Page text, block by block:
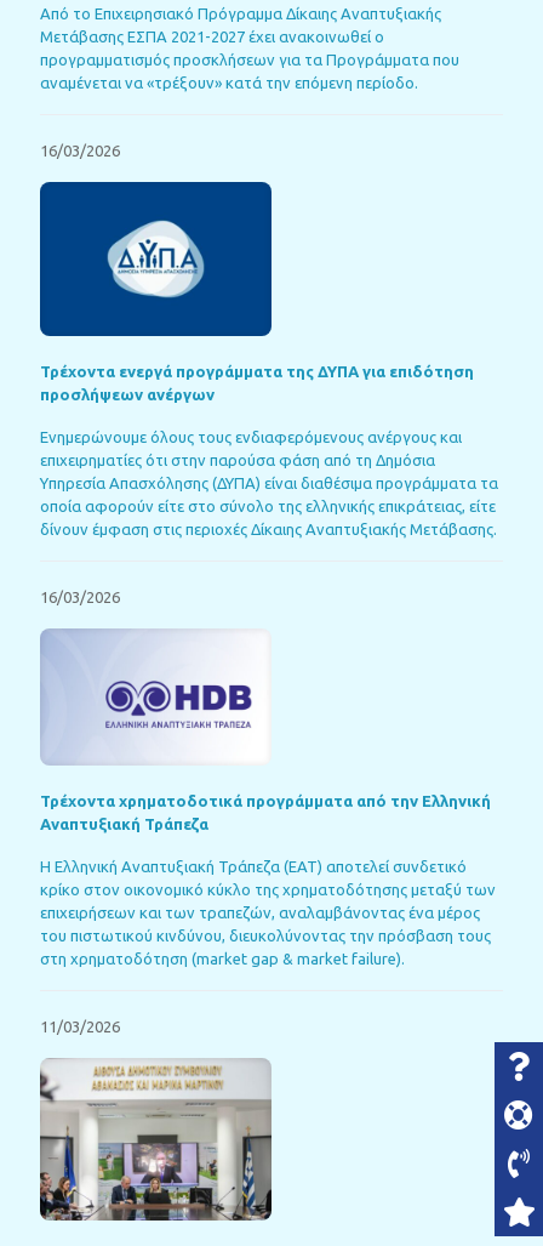
Από το Επιχειρησιακό Πρόγραμμα Δίκαιης Αναπτυξιακής
Μετάβασης ΕΣΠΑ 2021-2027 έχει ανακοινωθεί ο
προγραμματισμός προσκλήσεων για τα Προγράμματα που
αναμένεται να «τρέξουν» κατά την επόμενη περίοδο.
16/03/2026
Τρέχοντα ενεργά προγράμματα της ΔΥΠΑ για επιδότηση
προσλήψεων ανέργων
Ενημερώνουμε όλους τους ενδιαφερόμενους ανέργους και
επιχειρηματίες ότι στην παρούσα φάση από τη Δημόσια
Υπηρεσία Απασχόλησης (ΔΥΠΑ) είναι διαθέσιμα προγράμματα τα
οποία αφορούν είτε στο σύνολο της ελληνικής επικράτειας, είτε
δίνουν έμφαση στις περιοχές Δίκαιης Αναπτυξιακής Μετάβασης.
16/03/2026
Τρέχοντα χρηματοδοτικά προγράμματα από την Ελληνική
Αναπτυξιακή Τράπεζα
Η Ελληνική Αναπτυξιακή Τράπεζα (ΕΑΤ) αποτελεί συνδετικό
κρίκο στον οικονομικό κύκλο της χρηματοδότησης μεταξύ των
επιχειρήσεων και των τραπεζών, αναλαμβάνοντας ένα μέρος
του πιστωτικού κινδύνου, διευκολύνοντας την πρόσβαση τους
στη χρηματοδότηση (market gap & market failure).
11/03/2026